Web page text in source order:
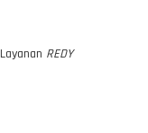
REDY